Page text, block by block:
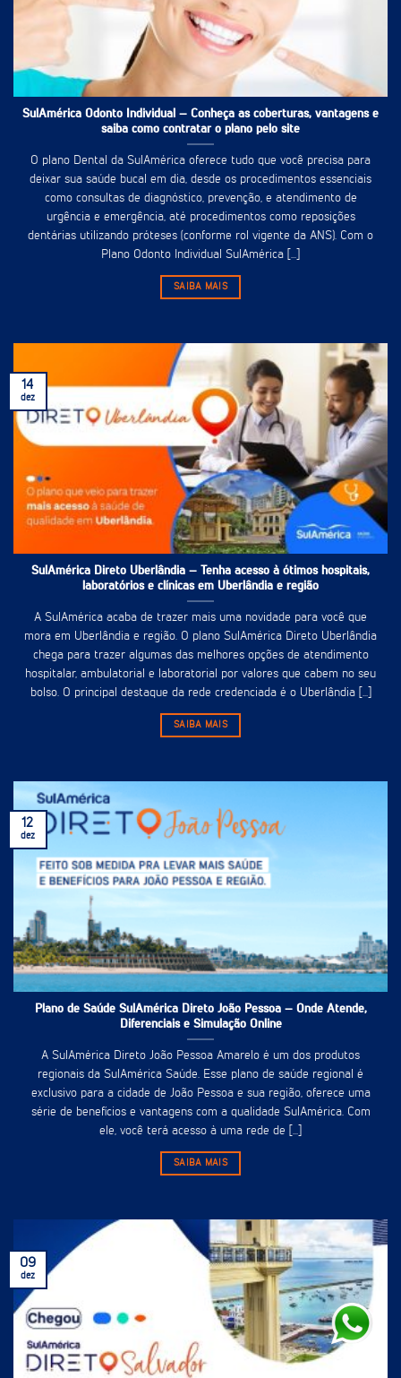
SulAmérica Odonto Individual – Conheça as coberturas, vantagens e
saiba como contratar o plano pelo site
O plano Dental da SulAmérica oferece tudo que você precisa para
deixar sua saúde bucal em dia, desde os procedimentos essenciais
como consultas de diagnóstico, prevenção, e atendimento de
urgência e emergência, até procedimentos como reposições
dentárias utilizando próteses (conforme rol vigente da ANS). Com o
Plano Odonto Individual SulAmérica [...]
SAIBA MAIS
SulAmérica Direto Uberlândia – Tenha acesso à ótimos hospitais,
laboratórios e clínicas em Uberlândia e região
A SulAmérica acaba de trazer mais uma novidade para você que
mora em Uberlândia e região. O plano SulAmérica Direto Uberlândia
chega para trazer algumas das melhores opções de atendimento
hospitalar, ambulatorial e laboratorial por valores que cabem no seu
bolso. O principal destaque da rede credenciada é o Uberlândia [...]
SAIBA MAIS
14
dez
Plano de Saúde SulAmérica Direto João Pessoa – Onde Atende,
Diferenciais e Simulação Online
A SulAmérica Direto João Pessoa Amarelo é um dos produtos
regionais da SulAmérica Saúde. Esse plano de saúde regional é
exclusivo para a cidade de João Pessoa e sua região, oferece uma
série de benefícios e vantagens com a qualidade SulAmérica. Com
ele, você terá acesso à uma rede de [...]
SAIBA MAIS
12
dez
09
dez